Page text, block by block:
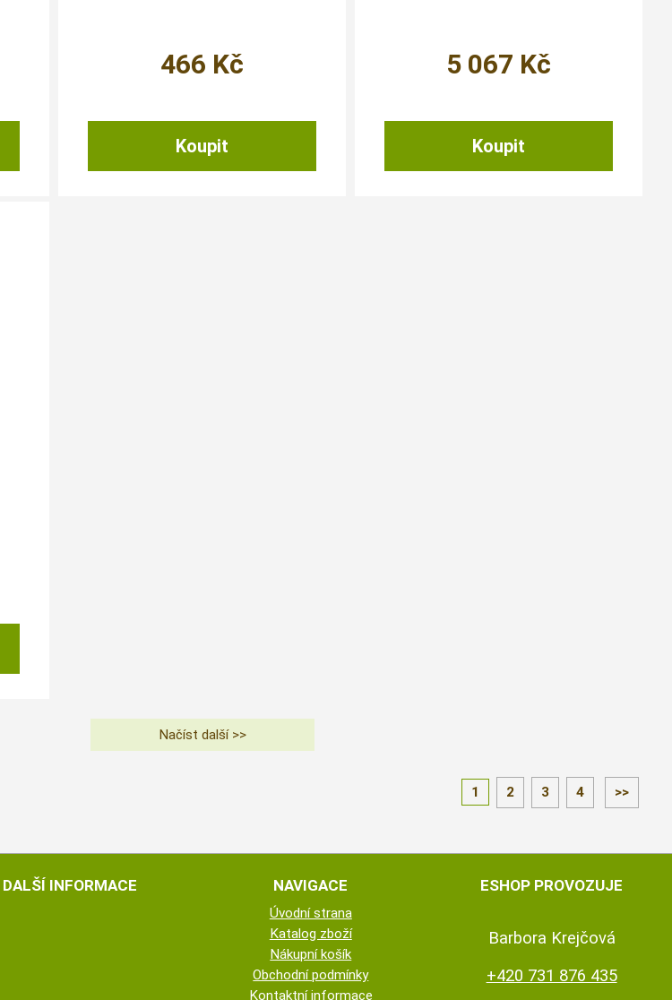
466 Kč 5 067 Kč
1 2 3 4 >>
DALŠÍ INFORMACE NAVIGACE
Úvodní strana
Katalog zboží
Nákupní košík
Obchodní podmínky
Kontaktní informace
ESHOP PROVOZUJE
Barbora Krejčová
+420 731 876 435